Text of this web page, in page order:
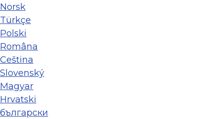
Norsk
Türkçe
Polski
Româna
Ceština
Slovenský
Magyar
Hrvatski
български